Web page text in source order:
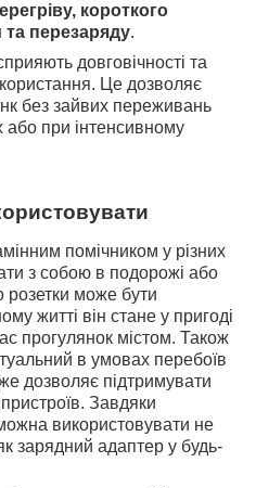
короткого
перезаряду.
довговічності та
Це дозволяє
без зайвих переживань
або при інтенсивному
помічником у різних
з собою в подорожі або
розетки може бути
житті він стане у пригоді
прогулянок містом. Також
в умовах перебоїв
дозволяє підтримувати
Завдяки
використовувати не
зарядний адаптер у будь-